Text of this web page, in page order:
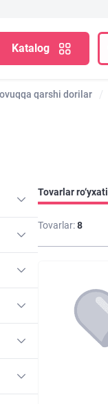
Katalog
qarshi dorilar
Tovarlar ro‘yxati
Tovarlar:8